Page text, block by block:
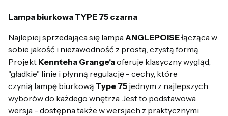
Lampa biurkowa TYPE 75 czarna
Najlepiej sprzedająca się lampa ANGLEPOISEłącząca w
sobie jakość i niezawodność z prostą, czystą formą.
Projekt Kennteha Grange'aoferuje klasyczny wygląd,
"gładkie" linie i płynną regulację - cechy, które
czynią lampę biurkową Type 75 jednym z najlepszych
wyborów do każdego wnętrza. Jest to podstawowa
wersja - dostępna także w wersjach z praktycznymi